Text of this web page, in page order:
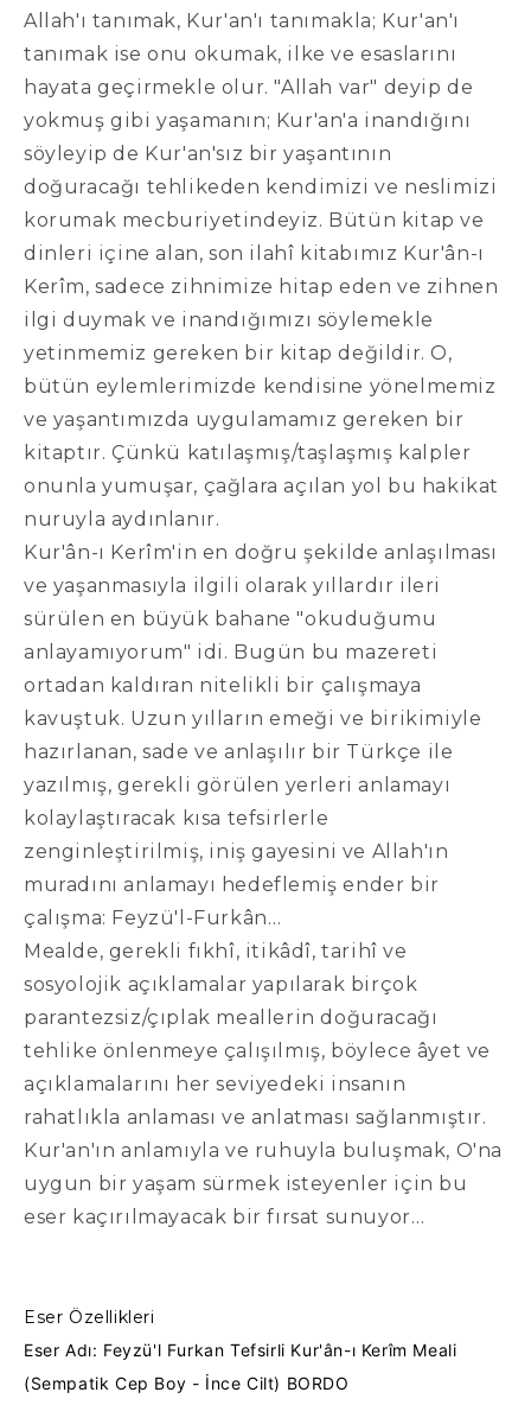
Allah'ı tanımak, Kur'an'ı tanımakla; Kur'an'ı
tanımak ise onu okumak, ilke ve esaslarını
hayata geçirmekle olur. "Allah var" deyip de
yokmuş gibi yaşamanın; Kur'an'a inandığını
söyleyip de Kur'an'sız bir yaşantının
doğuracağı tehlikeden kendimizi ve neslimizi
korumak mecburiyetindeyiz. Bütün kitap ve
dinleri içine alan, son ilahî kitabımız Kur'ân-ı
Kerîm, sadece zihnimize hitap eden ve zihnen
ilgi duymak ve inandığımızı söylemekle
yetinmemiz gereken bir kitap değildir. O,
bütün eylemlerimizde kendisine yönelmemiz
ve yaşantımızda uygulamamız gereken bir
kitaptır. Çünkü katılaşmış/taşlaşmış kalpler
onunla yumuşar, çağlara açılan yol bu hakikat
nuruyla aydınlanır.
Kur'ân-ı Kerîm'in en doğru şekilde anlaşılması
ve yaşanmasıyla ilgili olarak yıllardır ileri
sürülen en büyük bahane "okuduğumu
anlayamıyorum" idi. Bugün bu mazereti
ortadan kaldıran nitelikli bir çalışmaya
kavuştuk. Uzun yılların emeği ve birikimiyle
hazırlanan, sade ve anlaşılır bir Türkçe ile
yazılmış, gerekli görülen yerleri anlamayı
kolaylaştıracak kısa tefsirlerle
zenginleştirilmiş, iniş gayesini ve Allah'ın
muradını anlamayı hedeflemiş ender bir
çalışma: Feyzü'l-Furkân…
Mealde, gerekli fıkhî, itikâdî, tarihî ve
sosyolojik açıklamalar yapılarak birçok
parantezsiz/çıplak meallerin doğuracağı
tehlike önlenmeye çalışılmış, böylece âyet ve
açıklamalarını her seviyedeki insanın
rahatlıkla anlaması ve anlatması sağlanmıştır.
Kur'an'ın anlamıyla ve ruhuyla buluşmak, O'na
uygun bir yaşam sürmek isteyenler için bu
eser kaçırılmayacak bir fırsat sunuyor…
Eser Özellikleri
Eser Adı: Feyzü'l Furkan Tefsirli Kur'ân-ı Kerîm Meali
(Sempatik Cep Boy - İnce Cilt) BORDO